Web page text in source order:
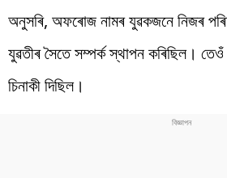
অনুসৰি, অফৰোজ নামৰ যুৱকজনে নিজৰ
যুৱতীৰ সৈতে সম্পৰ্ক স্থাপন কৰিছিল।
চিনাকী দিছিল।